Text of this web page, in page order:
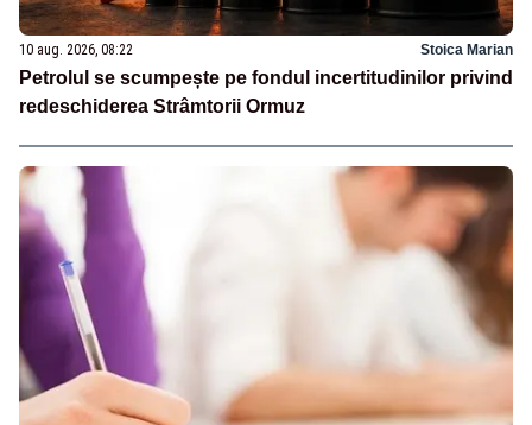
10 aug. 2026, 08:22 Stoica Marian
Petrolul se scumpește pe fondul incertitudinilor privind
redeschiderea Strâmtorii Ormuz